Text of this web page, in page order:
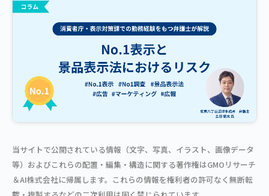
当サイトで公開されている情報（文字、写真、イラスト、画像データ
等）およびこれらの配置・編集・構造に関する著作権はGMOリサーチ
＆AI株式会社に帰属します。これらの情報を権利者の許可なく無断転